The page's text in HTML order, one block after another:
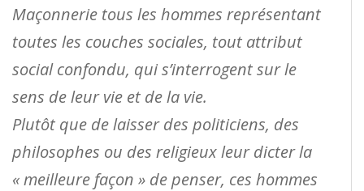
Maçonnerie tous les hommes représentant
toutes les couches sociales, tout attribut
social confondu, qui s’interrogent sur le
sens de leur vie et de la vie.
Plutôt que de laisser des politiciens, des
philosophes ou des religieux leur dicter la
« meilleure façon » de penser, ces hommes